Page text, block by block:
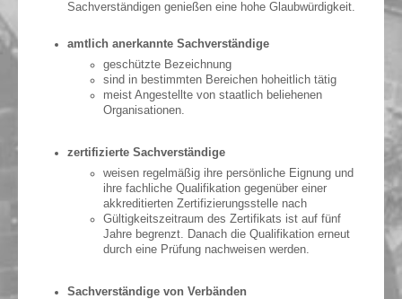
Sachverständigen genießen eine hohe Glaubwürdigkeit.
amtlich anerkannte Sachverständige
geschützte Bezeichnung
sind in bestimmten Bereichen hoheitlich tätig
meist Angestellte von staatlich beliehenen
Organisationen.
zertifizierte Sachverständige
weisen regelmäßig ihre persönliche Eignung und
ihre fachliche Qualifikation gegenüber einer
akkreditierten Zertifizierungsstelle nach
Gültigkeitszeitraum des Zertifikats ist auf fünf
Jahre begrenzt. Danach die Qualifikation erneut
durch eine Prüfung nachweisen werden.
Sachverständige von Verbänden